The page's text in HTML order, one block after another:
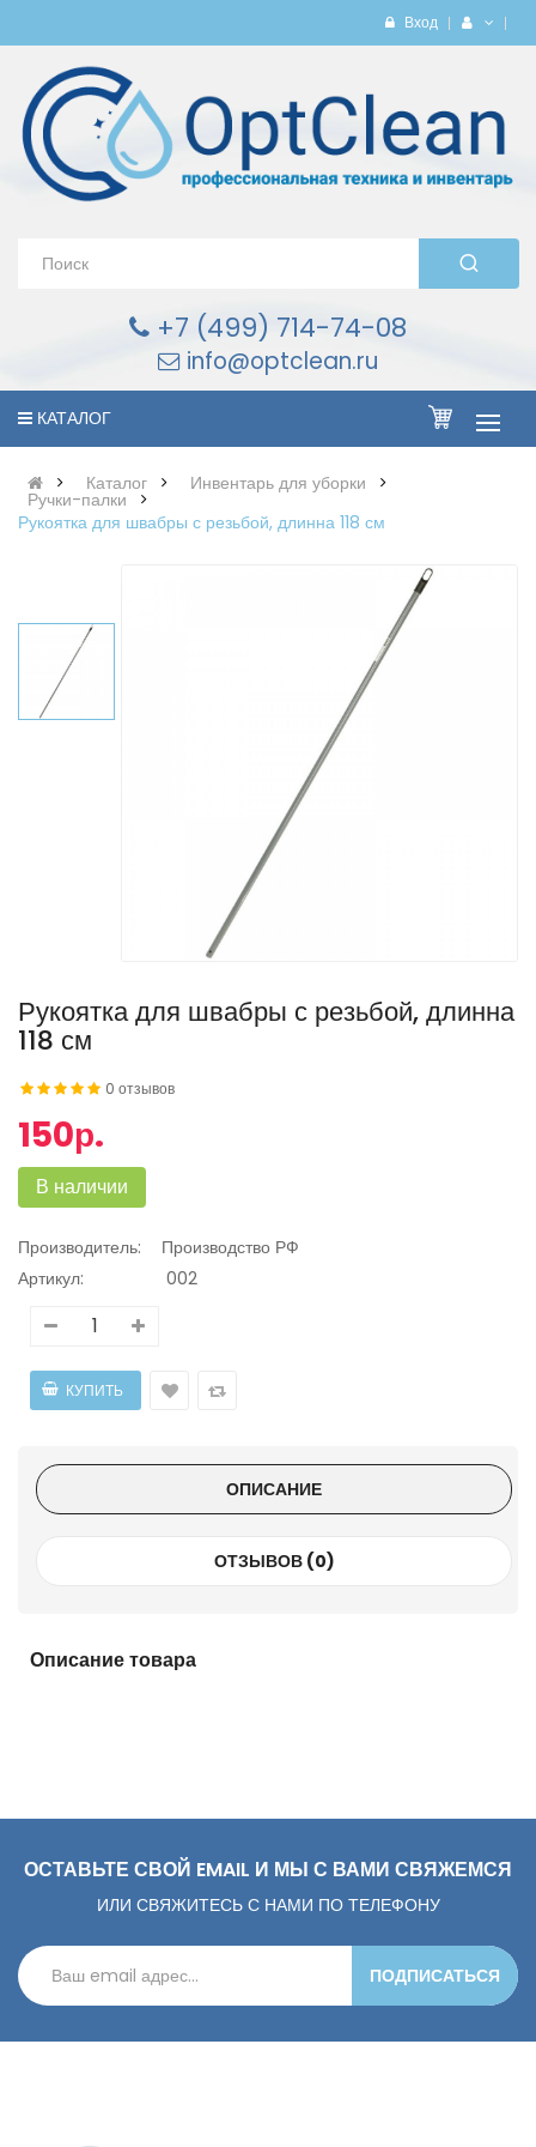
Вход
+7 (499) 714-74-08
info@optclean.ru
КАТАЛОГ
Каталог Инвентарь для уборки
Ручки-палки
Рукоятка для швабры с резьбой, длинна 118 см
Рукоятка для швабры с резьбой, длинна
118 см
0 отзывов
150р.
В наличии
Производитель:
Производство РФ
Артикул:
002
ОПИСАНИЕ
ОТЗЫВОВ (0)
Описание товара
ОСТАВЬТЕ СВОЙ EMAIL И МЫ С ВАМИ СВЯЖЕМСЯ
ИЛИ СВЯЖИТЕСЬ С НАМИ ПО ТЕЛЕФОНУ
ПОДПИСАТЬСЯ